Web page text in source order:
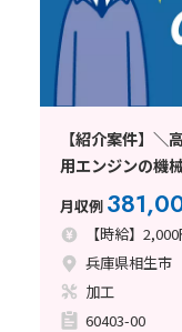
【紹介案件】
用エンジンの機
月収例
【時給】
兵庫県相生市
加工
60403-00